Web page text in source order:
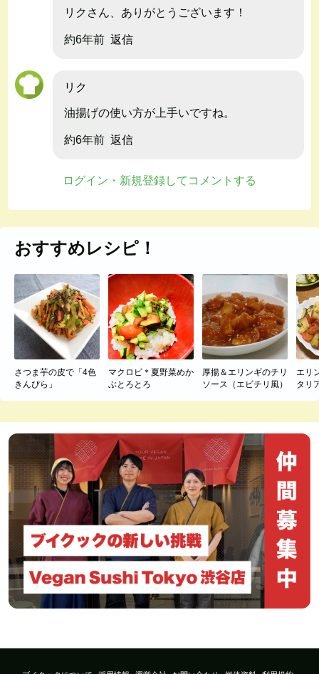
リクさん、ありがとうございます！
約6年前 返信
リク
油揚げの使い方が上手いですね。
約6年前 返信
ログイン・新規登録してコメントする
おすすめレシピ！
さつま芋の皮で「4色
きんぴら」
マクロビ＊夏野菜めか
ぶとろとろ
厚揚＆エリンギのチリ
ソース（エビチリ風）
エリ
タリ